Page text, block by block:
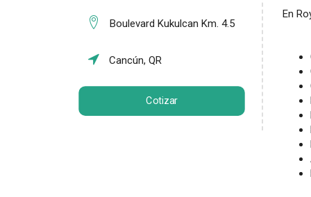
Boulevard Kukulcan Km. 4.5
Cancún, QR
Cotizar
En